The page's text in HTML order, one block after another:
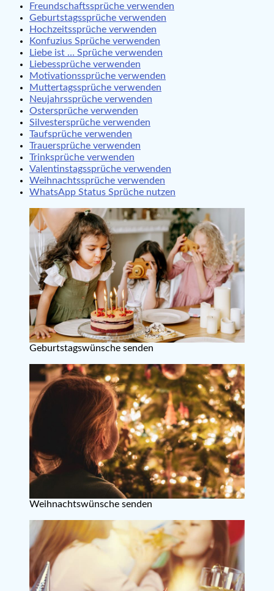
Freundschaftssprüche verwenden
Geburtstagssprüche verwenden
Hochzeitssprüche verwenden
Konfuzius Sprüche verwenden
Liebe ist … Sprüche verwenden
Liebessprüche verwenden
Motivationssprüche verwenden
Muttertagssprüche verwenden
Neujahrssprüche verwenden
Ostersprüche verwenden
Silvestersprüche verwenden
Taufsprüche verwenden
Trauersprüche verwenden
Trinksprüche verwenden
Valentinstagssprüche verwenden
Weihnachtssprüche verwenden
WhatsApp Status Sprüche nutzen
Geburtstagswünsche senden
Weihnachtswünsche senden